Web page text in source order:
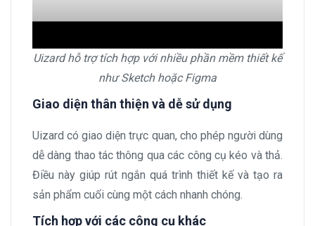
Uizard hỗ trợ tích hợp với nhiều phần mềm thiết kế
như Sketch hoặc Figma
Giao diện thân thiện và dễ sử dụng
Uizard có giao diện trực quan, cho phép người dùng
dễ dàng thao tác thông qua các công cụ kéo và thả.
Điều này giúp rút ngắn quá trình thiết kế và tạo ra
sản phẩm cuối cùng một cách nhanh chóng.
Tích hợp với các công cụ khác